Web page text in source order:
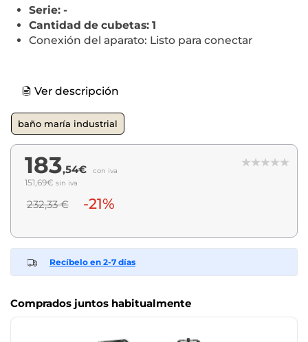
Serie: -
Cantidad de cubetas: 1
Conexión del aparato: Listo para conectar
Ver descripción
baño maría industrial
183,54€ con iva
151,69€ sin iva
232,33 € -21%
Recíbelo en 2-7 días
Comprados juntos habitualmente